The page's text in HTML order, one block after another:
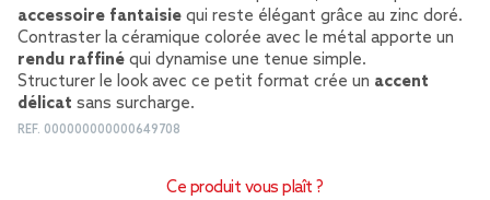
accessoire fantaisie qui reste élégant grâce au zinc doré.
Contraster la céramique colorée avec le métal apporte un
rendu raffiné qui dynamise une tenue simple.
Structurer le look avec ce petit format crée un accent
délicat sans surcharge.
REF. 000000000000649708
Ce produit vous plaît ?